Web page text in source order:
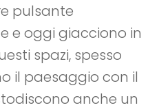
pulsante
e oggi giacciono in
spazi, spesso
il paesaggio con il
anche un